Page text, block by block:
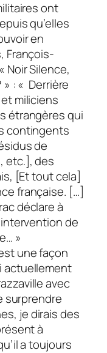
ont
qu’elles
en
François-
Noir Silence,
» : « Derrière
miliciens
étrangères qui
contingents
de
etc.], des
[Et tout cela]
française. […]
déclare à
de
»
une façon
actuellement
avec
surprendre
je dirais des
à
a toujours